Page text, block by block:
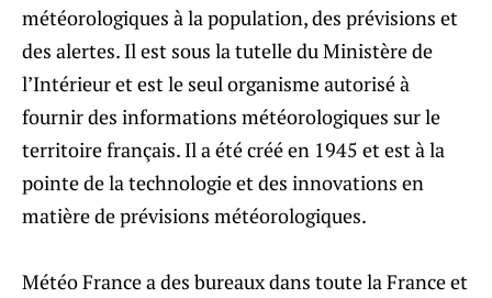
météorologiques à la population, des prévisions et
des alertes. Il est sous la tutelle du Ministère de
l’Intérieur et est le seul organisme autorisé à
fournir des informations météorologiques sur le
territoire français. Il a été créé en 1945 et est à la
pointe de la technologie et des innovations en
matière de prévisions météorologiques.
Météo France a des bureaux dans toute la France et